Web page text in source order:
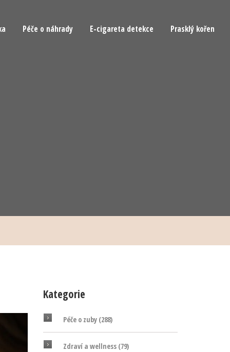
Péče o náhrady E-cigareta detekce Prasklý kořen
Kategorie
Péče o zuby (288)
Zdraví a wellness (79)